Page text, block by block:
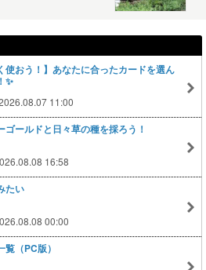
使おう！】あなたに合ったカードを選ん
✨
11:00
ゴールドと日々草の種を採ろう！
16:58
たい
00:00
（PC版）